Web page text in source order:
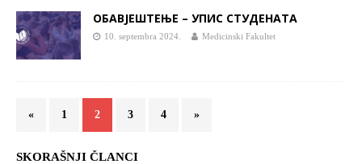
ОБАВЈЕШТЕЊЕ – УПИС СТУДЕНАТА
10. septembra 2024. Medicinski Fakultet
« 1 2 3 4 »
SKORAŠNJI ČLANCI